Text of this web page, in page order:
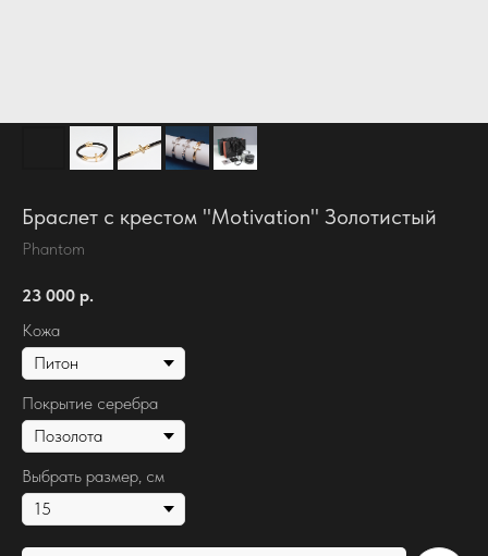
Браслет с крестом "Motivation" Золотистый
Phantom
23 000 р.
Кожа
Покрытие серебра
Выбрать размер, см